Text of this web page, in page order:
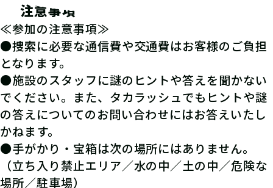
注意事項
≪参加の注意事項≫
●捜索に必要な通信費や交通費はお客様のご負担
となります。
●施設のスタッフに謎のヒントや答えを聞かない
でください。また、タカラッシュでもヒントや謎
の答えについてのお問い合わせにはお答えいたし
かねます。
●手がかり・宝箱は次の場所にはありません。
（立ち入り禁止エリア／水の中／土の中／危険な
場所／駐車場）